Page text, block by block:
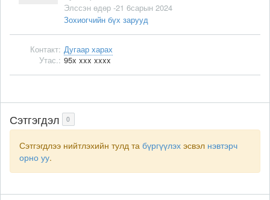
Элссэн өдөр -21 6сарын 2024
Зохиогчийн бүх зарууд
Контакт: Дугаар харах
Утас.: 95x xxx xxxx
Сэтгэгдэл 0
Сэтгэгдлээ нийтлэхийн тулд та бүргүүлэх эсвэл нэвтэрч
орно уу.